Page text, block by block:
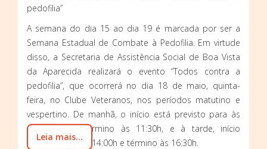
pedofilia”
A semana do dia 15 ao dia 19 é marcada por ser a
Semana Estadual de Combate à Pedofilia. Em virtude
disso, a Secretaria de Assistência Social de Boa Vista
da Aparecida realizará o evento “Todos contra a
pedofilia”, que ocorrerá no dia 18 de maio, quinta-
feira, no Clube Veteranos, nos períodos matutino e
vespertino. De manhã, o início está previsto para às
09:00h, com término às 11:30h, e à tarde, início
previsto para as 14:00h e término às 16:30h.
Leia mais...